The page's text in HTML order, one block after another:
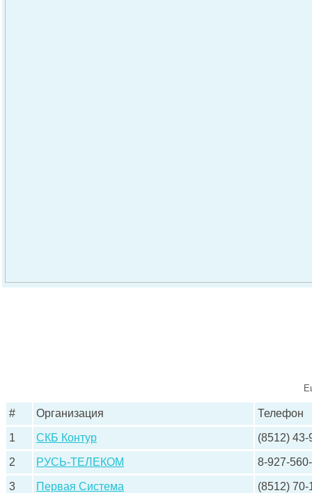
# Организация Телефон
1 СКБ Контур (8512) 43-
2 РУСЬ-ТЕЛЕКОМ 8-927-
3 Первая Система (8512) 70-